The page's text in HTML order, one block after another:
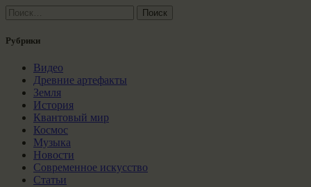
Найти:
Рубрики
Видео
Древние артефакты
Земля
История
Квантовый мир
Космос
Музыка
Новости
Современное искусство
Статьи